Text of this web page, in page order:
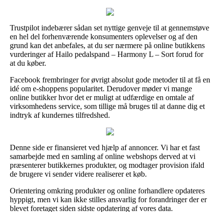
Trustpilot indebærer sådan set nyttige genveje til at gennemstøve
en hel del forhenværende konsumenters oplevelser og af den
grund kan det anbefales, at du ser nærmere på online butikkens
vurderinger af Hailo pedalspand – Harmony L – Sort forud for
at du køber.
Facebook frembringer for øvrigt absolut gode metoder til at få en
idé om e-shoppens popularitet. Derudover møder vi mange
online butikker hvor det er muligt at udfærdige en omtale af
virksomhedens service, som tillige må bruges til at danne dig et
indtryk af kundernes tilfredshed.
Denne side er finansieret ved hjælp af annoncer. Vi har et fast
samarbejde med en samling af online webshops derved at vi
præsenterer butikkernes produkter, og modtager provision ifald
de brugere vi sender videre realiserer et køb.
Orientering omkring produkter og online forhandlere opdateres
hyppigt, men vi kan ikke stilles ansvarlig for forandringer der er
blevet foretaget siden sidste opdatering af vores data.